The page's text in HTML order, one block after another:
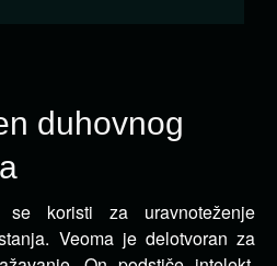
duhovnog
koristi za uravnoteženje
Veoma je delotvoran za